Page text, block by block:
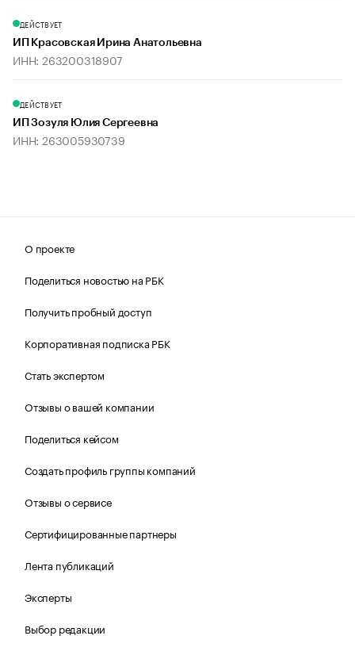
ДЕЙСТВУЕТ
ИП Красовская Ирина Анатольевна
ИНН: 263200318907
ДЕЙСТВУЕТ
ИП Зозуля Юлия Сергеевна
ИНН: 263005930739
О проекте
Поделиться новостью на РБК
Получить пробный доступ
Корпоративная подписка РБК
Стать экспертом
Отзывы о вашей компании
Поделиться кейсом
Создать профиль группы компаний
Отзывы о сервисе
Сертифицированные партнеры
Лента публикаций
Эксперты
Выбор редакции